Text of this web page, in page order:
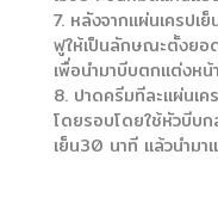
7. หลังจากแผ่นเครปเ
ฟูให้เป็นลักษณะตั้งยอ
เพื่อนำมาบีบตกแต่งหน้า
8. ปาดครีมทีละแผ่นเ
โดยรอบโดยใช้หัวบีบ
เย็น30 นาที แล้วนำมา